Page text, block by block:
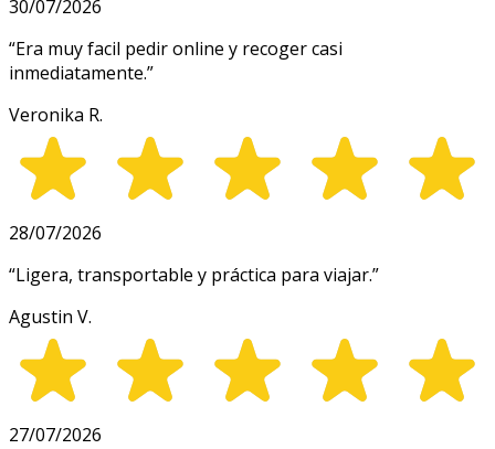
30/07/2026
“Era muy facil pedir online y recoger casi
inmediatamente.”
Veronika R.
28/07/2026
“Ligera, transportable y práctica para viajar.”
Agustin V.
27/07/2026